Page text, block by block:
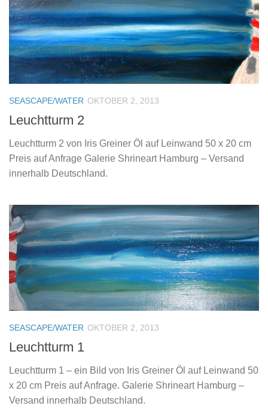
SEASCAPE/WATER OKTOBER 2, 2013
Leuchtturm 2
Leuchtturm 2 von Iris Greiner Öl auf Leinwand 50 x 20 cm
Preis auf Anfrage Galerie Shrineart Hamburg – Versand
innerhalb Deutschland.
SEASCAPE/WATER OKTOBER 2, 2013
Leuchtturm 1
Leuchtturm 1 – ein Bild von Iris Greiner Öl auf Leinwand 50
x 20 cm Preis auf Anfrage. Galerie Shrineart Hamburg –
Versand innerhalb Deutschland.